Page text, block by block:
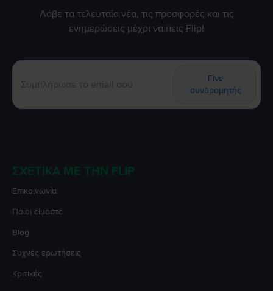
Λάβε τα τελευταία νέα, τις προσφορές και τις
ενημερώσεις μέχρι να πεις Flip!
Γίνε
συνδρομητής
ΣΧΕΤΙΚΆ ΜΕ ΤΗΝ FLIP
Επικοινωνία
Ποιοι είμαστε
Blog
Συχνές ερωτήσεις
Κριτικές